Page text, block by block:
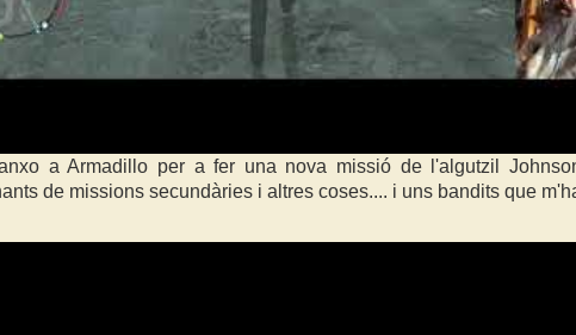
a Armadillo per a fer una nova missió de l'algutzil
de missions secundàries i altres coses.... i uns bandits que